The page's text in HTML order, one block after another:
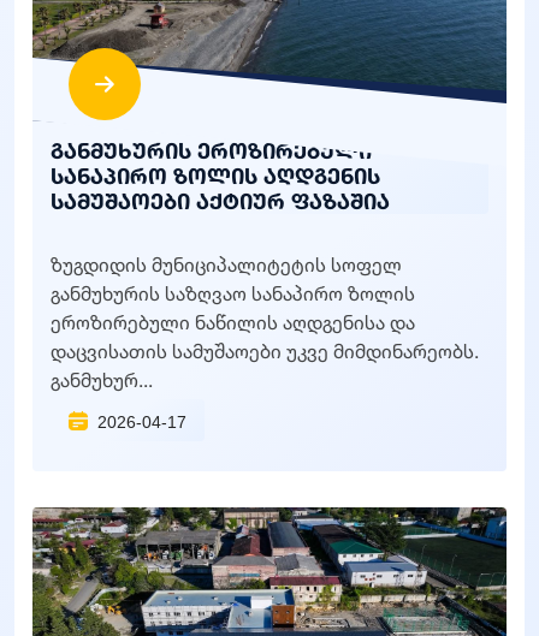
განმუხურის ეროზირებული
სანაპირო ზოლის აღდგენის
სამუშაოები აქტიურ ფაზაშია
ზუგდიდის მუნიციპალიტეტის სოფელ
განმუხურის საზღვაო სანაპირო ზოლის
ეროზირებული ნაწილის აღდგენისა და
დაცვისათის სამუშაოები უკვე მიმდინარეობს.
განმუხურ...
2026-04-17